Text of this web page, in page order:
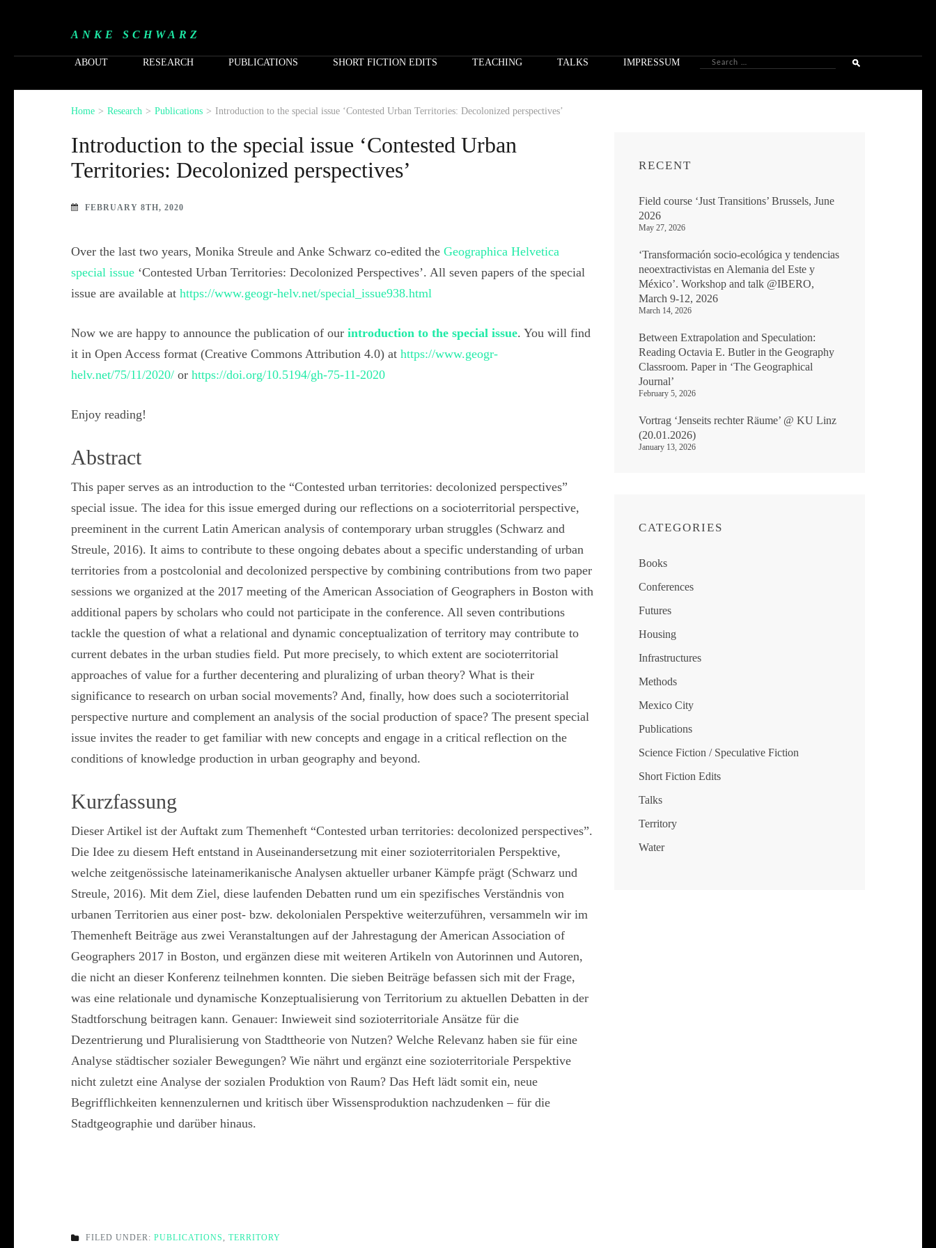
ANKE SCHWARZ
ABOUT RESEARCH PUBLICATIONS SHORT FICTION EDITS TEACHING TALKS IMPRESSUM
Search
Home > Research > Publications > Introduction to the special issue ‘Contested Urban Territories: Decolonized perspectives’
Introduction to the special issue ‘Contested Urban
Territories: Decolonized perspectives’
FEBRUARY 8TH, 2020
Over the last two years, Monika Streule and Anke Schwarz co-edited the Geographica Helvetica
special issue ‘Contested Urban Territories: Decolonized Perspectives’. All seven papers of the special
issue are available at https://www.geogr-helv.net/special_issue938.html
Now we are happy to announce the publication of our introduction to the special issue. You will find
it in Open Access format (Creative Commons Attribution 4.0) at https://www.geogr-
helv.net/75/11/2020/ or https://doi.org/10.5194/gh-75-11-2020
Enjoy reading!
Abstract
This paper serves as an introduction to the “Contested urban territories: decolonized perspectives”
special issue. The idea for this issue emerged during our reflections on a socioterritorial perspective,
preeminent in the current Latin American analysis of contemporary urban struggles (Schwarz and
Streule, 2016). It aims to contribute to these ongoing debates about a specific understanding of urban
territories from a postcolonial and decolonized perspective by combining contributions from two paper
sessions we organized at the 2017 meeting of the American Association of Geographers in Boston with
additional papers by scholars who could not participate in the conference. All seven contributions
tackle the question of what a relational and dynamic conceptualization of territory may contribute to
current debates in the urban studies field. Put more precisely, to which extent are socioterritorial
approaches of value for a further decentering and pluralizing of urban theory? What is their
significance to research on urban social movements? And, finally, how does such a socioterritorial
perspective nurture and complement an analysis of the social production of space? The present special
issue invites the reader to get familiar with new concepts and engage in a critical reflection on the
conditions of knowledge production in urban geography and beyond.
Kurzfassung
Dieser Artikel ist der Auftakt zum Themenheft “Contested urban territories: decolonized perspectives”.
Die Idee zu diesem Heft entstand in Auseinandersetzung mit einer sozioterritorialen Perspektive,
welche zeitgenössische lateinamerikanische Analysen aktueller urbaner Kämpfe prägt (Schwarz und
Streule, 2016). Mit dem Ziel, diese laufenden Debatten rund um ein spezifisches Verständnis von
urbanen Territorien aus einer post- bzw. dekolonialen Perspektive weiterzuführen, versammeln wir im
Themenheft Beiträge aus zwei Veranstaltungen auf der Jahrestagung der American Association of
Geographers 2017 in Boston, und ergänzen diese mit weiteren Artikeln von Autorinnen und Autoren,
die nicht an dieser Konferenz teilnehmen konnten. Die sieben Beiträge befassen sich mit der Frage,
was eine relationale und dynamische Konzeptualisierung von Territorium zu aktuellen Debatten in der
Stadtforschung beitragen kann. Genauer: Inwieweit sind sozioterritoriale Ansätze für die
Dezentrierung und Pluralisierung von Stadttheorie von Nutzen? Welche Relevanz haben sie für eine
Analyse städtischer sozialer Bewegungen? Wie nährt und ergänzt eine sozioterritoriale Perspektive
nicht zuletzt eine Analyse der sozialen Produktion von Raum? Das Heft lädt somit ein, neue
Begrifflichkeiten kennenzulernen und kritisch über Wissensproduktion nachzudenken – für die
Stadtgeographie und darüber hinaus.
FILED UNDER: PUBLICATIONS, TERRITORY
RECENT
Field course ‘Just Transitions’ Brussels, June
2026
May 27, 2026
‘Transformación socio-ecológica y tendencias
neoextractivistas en Alemania del Este y
México’. Workshop and talk @IBERO,
March 9-12, 2026
March 14, 2026
Between Extrapolation and Speculation:
Reading Octavia E. Butler in the Geography
Classroom. Paper in ‘The Geographical
Journal’
February 5, 2026
Vortrag ‘Jenseits rechter Räume’ @ KU Linz
(20.01.2026)
January 13, 2026
CATEGORIES
Books
Conferences
Futures
Housing
Infrastructures
Methods
Mexico City
Publications
Science Fiction / Speculative Fiction
Short Fiction Edits
Talks
Territory
Water